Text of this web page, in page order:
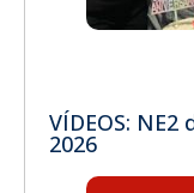
VÍDEOS:
2026